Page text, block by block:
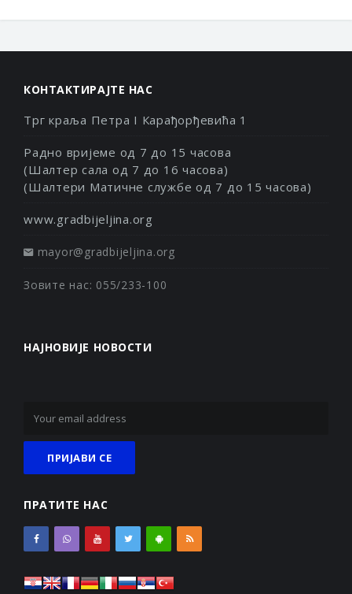
КОНТАКТИРАЈТЕ НАС
Трг краља Петра I Карађорђевића 1
Радно вријеме од 7 до 15 часова
(Шалтер сала од 7 до 16 часова)
(Шалтери Матичне службе од 7 до 15 часова)
www.gradbijeljina.org
mayor@gradbijeljina.org
Зовите нас: 055/233-100
НАЈНОВИЈЕ НОВОСТИ
ПРАТИТЕ НАС